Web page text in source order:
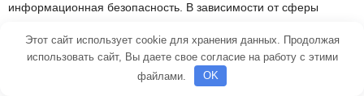
информационная безопасность. В зависимости от сферы
пройти их сертификацию.
Зачем это нужно? Во-первых, это повышает доверие к вашему
Этот сайт использует cookie для хранения данных. Продолжая
использовать сайт, Вы даете свое согласие на работу с этими
файлами.
OK